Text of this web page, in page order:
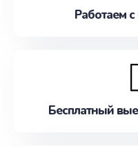
Работаем
Бесплатный